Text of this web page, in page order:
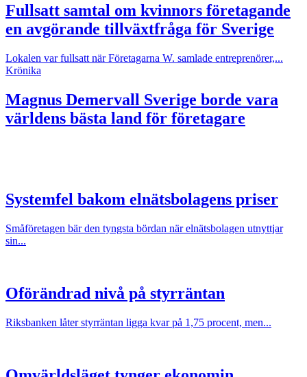
Fullsatt samtal om kvinnors företagande
en avgörande tillväxtfråga för Sverige
Lokalen var fullsatt när Företagarna W. samlade entreprenörer,...
Krönika
Magnus Demervall Sverige borde vara
världens bästa land för företagare
Systemfel bakom elnätsbolagens priser
Småföretagen bär den tyngsta bördan när elnätsbolagen utnyttjar
sin...
Oförändrad nivå på styrräntan
Riksbanken låter styrräntan ligga kvar på 1,75 procent, men...